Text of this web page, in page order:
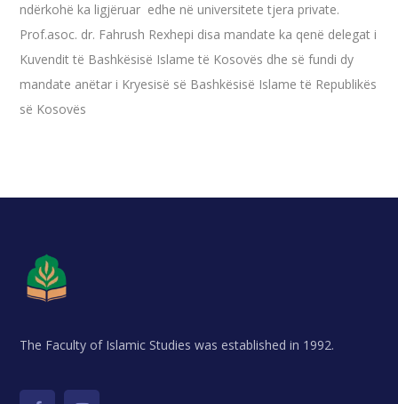
ndërkohë ka ligjëruar edhe në universitete tjera private.
Prof.asoc. dr. Fahrush Rexhepi disa mandate ka qenë delegat i
Kuvendit të Bashkësisë Islame të Kosovës dhe së fundi dy
mandate anëtar i Kryesisë së Bashkësisë Islame të Republikës
së Kosovës
The Faculty of Islamic Studies was established in 1992.